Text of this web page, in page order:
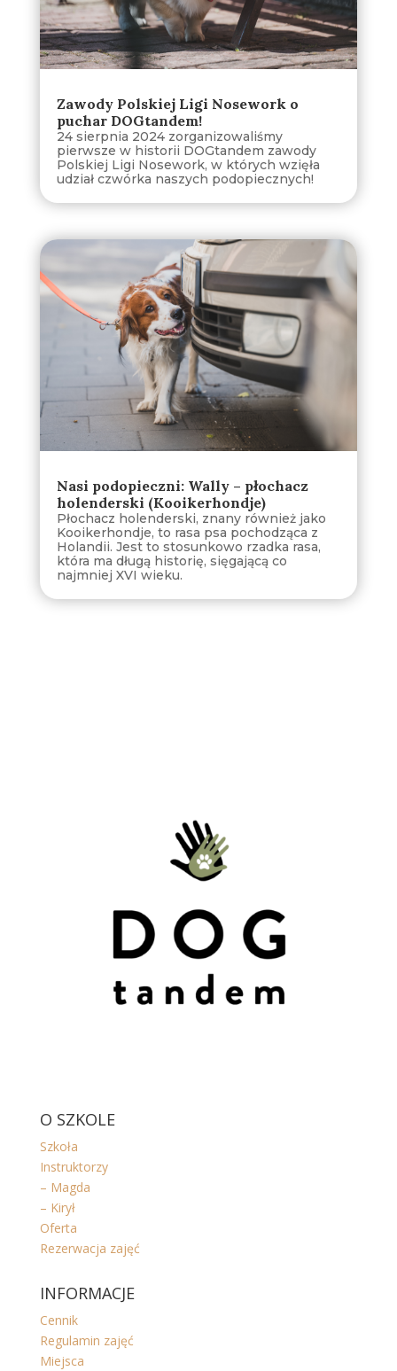
Zawody Polskiej Ligi Nosework o
puchar DOGtandem!
24 sierpnia 2024 zorganizowaliśmy
pierwsze w historii DOGtandem zawody
Polskiej Ligi Nosework, w których wzięła
udział czwórka naszych podopiecznych!
Nasi podopieczni: Wally – płochacz
holenderski (Kooikerhondje)
Płochacz holenderski, znany również jako
Kooikerhondje, to rasa psa pochodząca z
Holandii. Jest to stosunkowo rzadka rasa,
która ma długą historię, sięgającą co
najmniej XVI wieku.
O SZKOLE
Szkoła
Instruktorzy
– Magda
– Kirył
Oferta
Rezerwacja zajęć
INFORMACJE
Cennik
Regulamin zajęć
Miejsca